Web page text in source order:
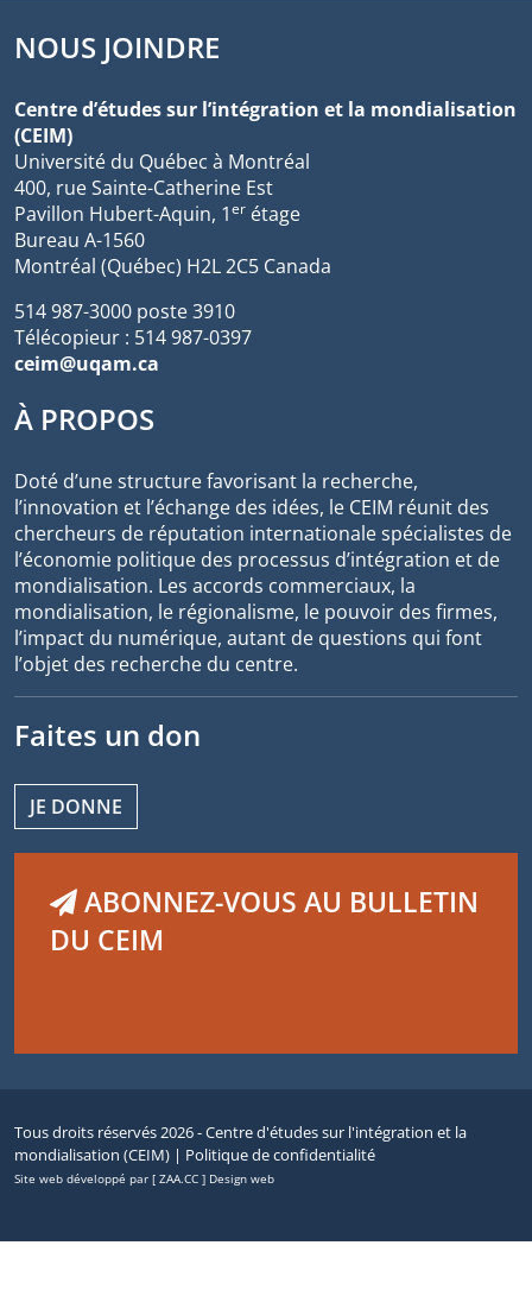
NOUS JOINDRE
Centre d’études sur l’intégration et la mondialisation
(CEIM)
Université du Québec à Montréal
400, rue Sainte-Catherine Est
Pavillon Hubert-Aquin, 1er étage
Bureau A-1560
Montréal (Québec) H2L 2C5 Canada
514 987-3000 poste 3910
Télécopieur : 514 987-0397
ceim@uqam.ca
À PROPOS
Doté d’une structure favorisant la recherche,
l’innovation et l’échange des idées, le CEIM réunit des
chercheurs de réputation internationale spécialistes de
l’économie politique des processus d’intégration et de
mondialisation. Les accords commerciaux, la
mondialisation, le régionalisme, le pouvoir des firmes,
l’impact du numérique, autant de questions qui font
l’objet des recherche du centre.
Faites un don
JE DONNE
ABONNEZ-VOUS AU BULLETIN
DU CEIM
Tous droits réservés 2026 - Centre d'études sur l'intégration et la
mondialisation (CEIM) | Politique de confidentialité
Site web développé par [ ZAA.CC ] Design web